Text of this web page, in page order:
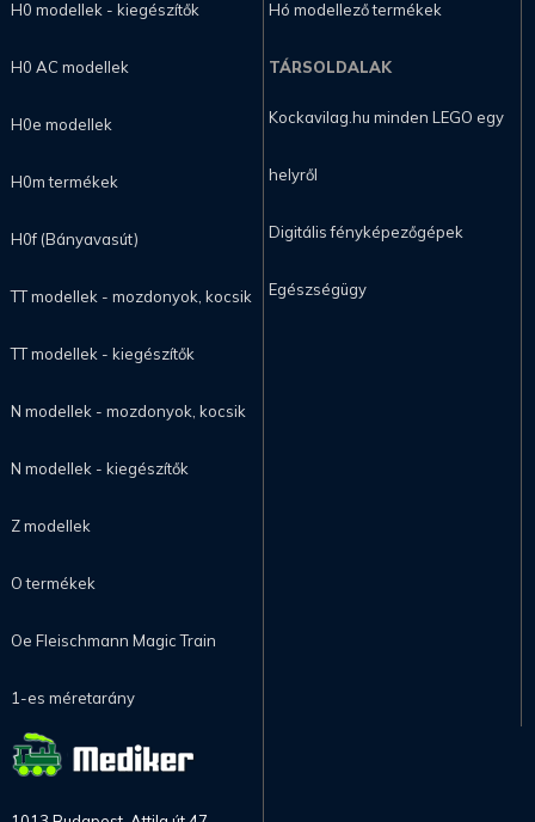
H0 modellek - kiegészítők
H0 AC modellek
H0e modellek
H0m termékek
H0f (Bányavasút)
TT modellek - mozdonyok, kocsik
TT modellek - kiegészítők
N modellek - mozdonyok, kocsik
N modellek - kiegészítők
Z modellek
O termékek
Oe Fleischmann Magic Train
1-es méretarány
Hó modellező termékek
TÁRSOLDALAK
Kockavilag.hu minden LEGO egy
helyről
Digitális fényképezőgépek
Egészségügy